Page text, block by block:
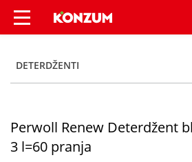
Perwoll Renew
DETERDŽENTI
Perwoll Renew Deterdžent
3 l=60 pranja